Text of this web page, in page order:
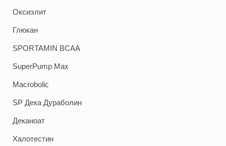
Оксиэлит
Глюкан
SPORTAMIN ВСАА
SuperPump Max
Macrobolic
SP Дека Дураболин
Деканоат
Халотестин